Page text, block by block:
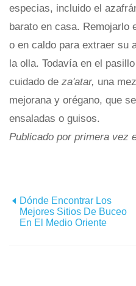
especias, incluido el
barato en casa. Remojarlo
o en caldo para extraer su
la olla. Todavía en el
cuidado de za'atar, una
mejorana y orégano, que
ensaladas o guisos.
Publicado por primera vez
Dónde Encontrar Los
Mejores Sitios De Buceo
En El Medio Oriente